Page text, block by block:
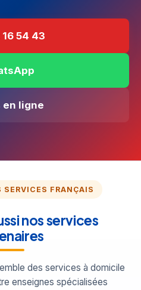
54 43
en ligne
SERVICES FRANÇAIS
nos services
des services à domicile
enseignes spécialisées